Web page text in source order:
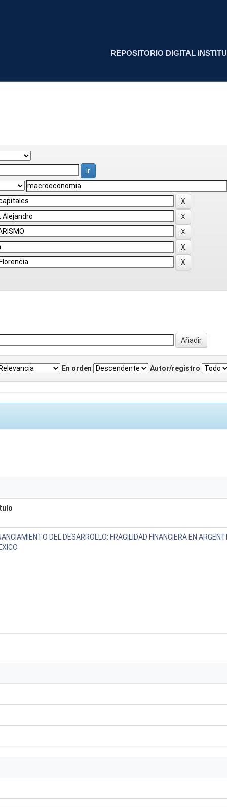
REPOSITORIO DIGITAL
En orden Autor/registro
DEL DESARROLLO: FRAGILIDAD FINANCIERA EN